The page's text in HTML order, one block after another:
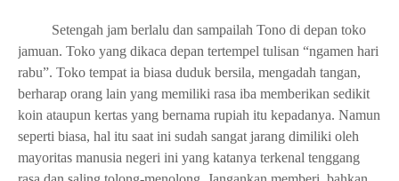
Setengah jam berlalu dan sampailah Tono di depan toko
jamuan. Toko yang dikaca depan tertempel tulisan “ngamen hari
rabu”. Toko tempat ia biasa duduk bersila, mengadah tangan,
berharap orang lain yang memiliki rasa iba memberikan sedikit
koin ataupun kertas yang bernama rupiah itu kepadanya. Namun
seperti biasa, hal itu saat ini sudah sangat jarang dimiliki oleh
mayoritas manusia negeri ini yang katanya terkenal tenggang